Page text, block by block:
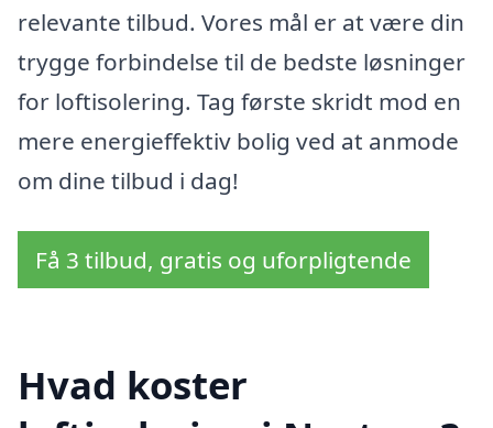
relevante tilbud. Vores mål er at være din
trygge forbindelse til de bedste løsninger
for loftisolering. Tag første skridt mod en
mere energieffektiv bolig ved at anmode
om dine tilbud i dag!
Få 3 tilbud, gratis og uforpligtende
Hvad koster